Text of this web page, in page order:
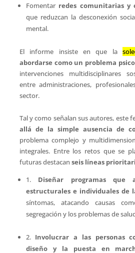
Fomentarredes comunitarias y
que reduzcan la desconexión
mental.
El informe insiste en que la
abordarse como un problema
intervenciones multidisciplinares
entre administraciones,
sector.
Tal y como señalan sus autores, este
allá de la simple ausencia de
problema complejo y
integrales. Entre los retos que se
futuras destacan seis líneas
1. Diseñar programas que
estructurales e individuales de
síntomas, atacando causas
segregación y los problemas de
2. Involucrar a las personas
diseño y la puesta en